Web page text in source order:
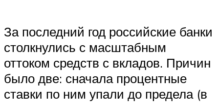
За последний год российские банки
столкнулись с масштабным
оттоком средств с вкладов. Причин
было две: сначала процентные
ставки по ним упали до предела (в